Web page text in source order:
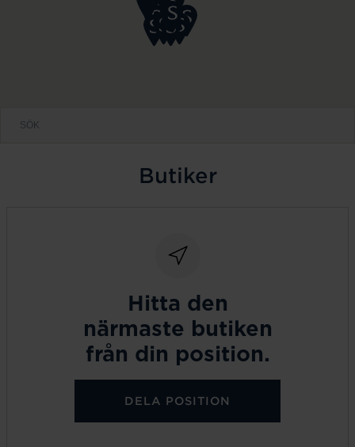
Butiker
Hitta den
närmaste butiken
från din position.
DELA POSITION